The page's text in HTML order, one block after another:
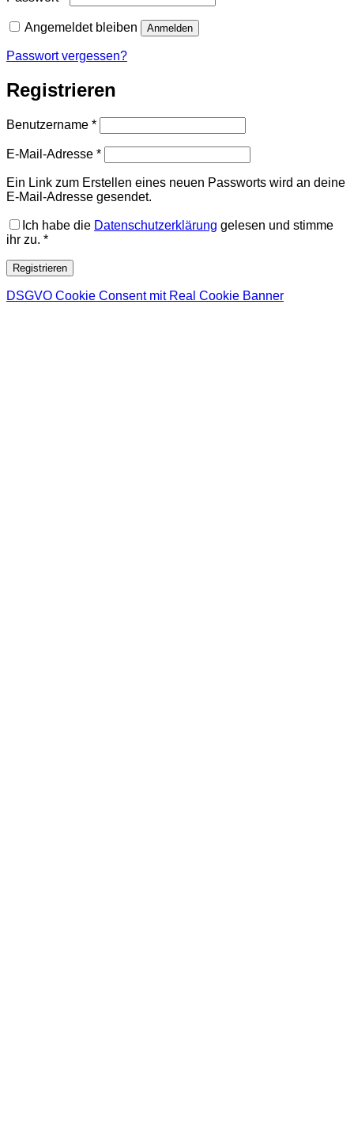
Angemeldet bleiben Anmelden
Passwort vergessen?
Registrieren
Benutzername *Erforderlich
E-Mail-Adresse *Erforderlich
Ein Link zum Erstellen eines neuen Passworts wird an deine
E-Mail-Adresse gesendet.
Ich habe die Datenschutzerklärung gelesen und stimme
ihr zu. *
Registrieren
DSGVO Cookie Consent mit Real Cookie Banner